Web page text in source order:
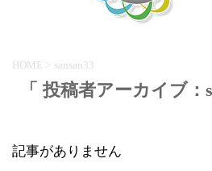
HOME > sansan33
「 投稿者アーカイブ：
記事がありません